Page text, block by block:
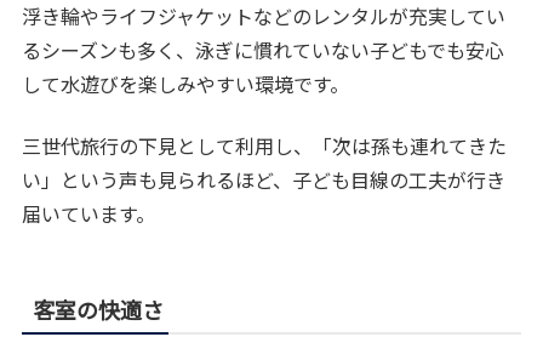
浮き輪やライフジャケットなどのレンタルが充実してい
るシーズンも多く、泳ぎに慣れていない子どもでも安心
して水遊びを楽しみやすい環境です。
三世代旅行の下見として利用し、「次は孫も連れてきた
い」という声も見られるほど、子ども目線の工夫が行き
届いています。
客室の快適さ